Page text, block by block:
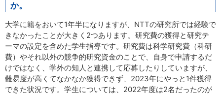
か。
大学に籍をおいて1年半になりますが、NTTの研究所では経験で
きなかったことが大きく2つあります。研究費の獲得と研究テ
ーマの設定を含めた学生指導です。研究費は科学研究費（科研
費）やそれ以外の競争的研究資金のことで、自身で申請するだ
けではなく、学外の知人と連携して応募したりしていますが、
難易度が高くてなかなか獲得できず、2023年にやっと1件獲得
できた状況です。学生については、2022年度は2名だったのが